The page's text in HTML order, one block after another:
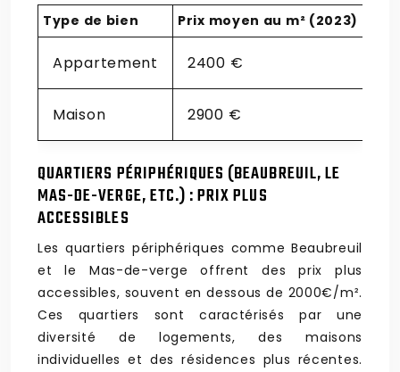
Type de bien Prix moyen au m² (2023)
Appartement 2400 €
Maison 2900 €
QUARTIERS PÉRIPHÉRIQUES (BEAUBREUIL, LE
MAS-DE-VERGE, ETC.) : PRIX PLUS
ACCESSIBLES
Les quartiers périphériques comme Beaubreuil
et le Mas-de-verge offrent des prix plus
accessibles, souvent en dessous de 2000€/m².
Ces quartiers sont caractérisés par une
diversité de logements, des maisons
individuelles et des résidences plus récentes.